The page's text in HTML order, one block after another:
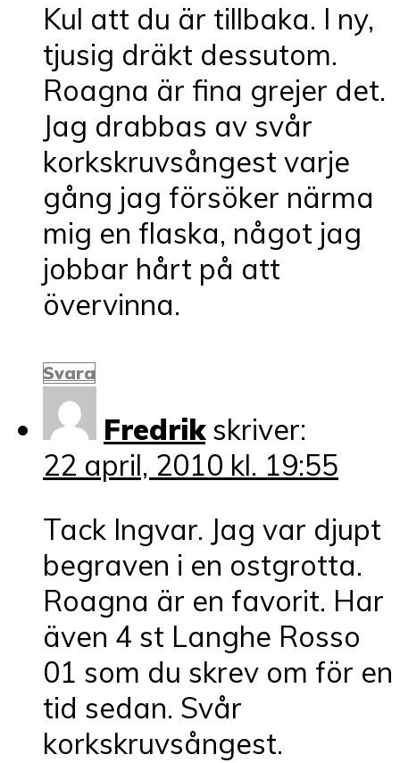
Kul att du är tillbaka. I ny,
tjusig dräkt dessutom.
Roagna är fina grejer det.
Jag drabbas av svår
korkskruvsångest varje
gång jag försöker närma
mig en flaska, något jag
jobbar hårt på att
övervinna.
Svara
Fredrik skriver:
22 april, 2010 kl. 19:55
Tack Ingvar. Jag var djupt
begraven i en ostgrotta.
Roagna är en favorit. Har
även 4 st Langhe Rosso
01 som du skrev om för en
tid sedan. Svår
korkskruvsångest.